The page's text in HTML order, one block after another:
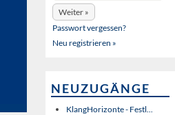
Passwort vergessen?
Neu registrieren »
NEUZUGÄNGE
KlangHorizonte - Festl...